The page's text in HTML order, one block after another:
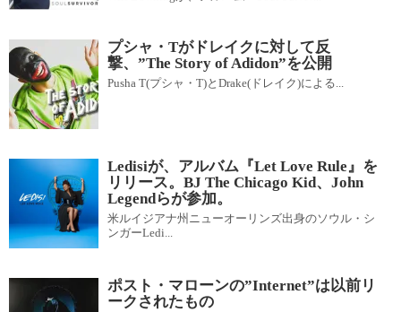
プシャ・Tがドレイクに対して反
撃、”The Story of Adidon”を公開
Pusha T(プシャ・T)とDrake(ドレイク)による...
Ledisiが、アルバム『Let Love Rule』を
リリース。BJ The Chicago Kid、John
Legendらが参加。
米ルイジアナ州ニューオーリンズ出身のソウル・シ
ンガーLedi...
ポスト・マローンの”Internet”は以前リ
ークされたもの